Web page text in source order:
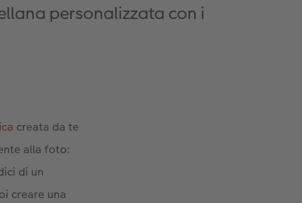
personalizzata con i
creata da te
alla foto:
di un
creare una